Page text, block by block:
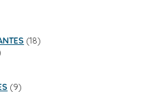
1818
99